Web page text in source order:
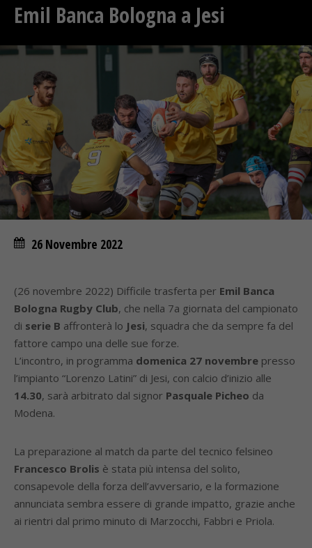
Emil Banca Bologna a Jesi
26 Novembre 2022
(26 novembre 2022) Difficile trasferta per Emil Banca
Bologna Rugby Club, che nella 7a giornata del campionato
di serie B affronterà lo Jesi, squadra che da sempre fa del
fattore campo una delle sue forze.
L’incontro, in programma domenica 27 novembre presso
l’impianto “Lorenzo Latini” di Jesi, con calcio d’inizio alle
14.30, sarà arbitrato dal signor Pasquale Picheo da
Modena.
La preparazione al match da parte del tecnico felsineo
Francesco Brolis è stata più intensa del solito,
consapevole della forza dell’avversario, e la formazione
annunciata sembra essere di grande impatto, grazie anche
ai rientri dal primo minuto di Marzocchi, Fabbri e Priola.